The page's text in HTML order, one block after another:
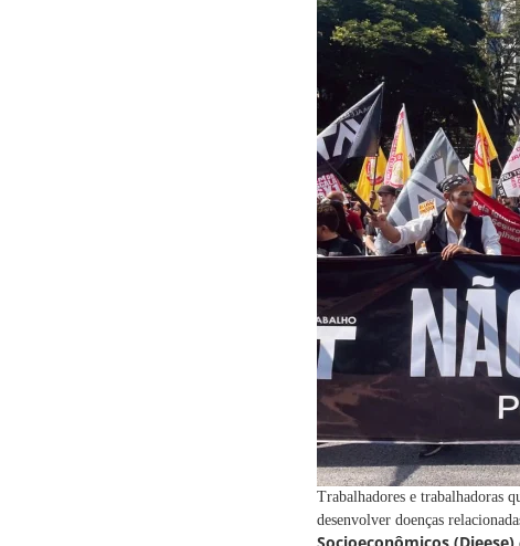
Trabalhadores e trabalhadoras
desenvolver doenças